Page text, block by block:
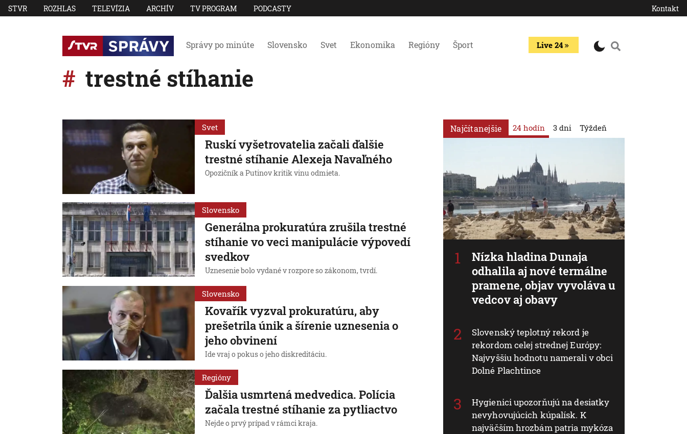
STVR ROZHLAS TELEVÍZIA ARCHÍV TV PROGRAM PODCASTY Kontakt
Správy po minúte Slovensko Svet Ekonomika Regióny Šport Live 24
trestné stíhanie
Svet
Ruskí vyšetrovatelia začali ďalšie
trestné stíhanie Alexeja Navaľného
Opozičník a Putinov kritik vinu odmieta.
Slovensko
Generálna prokuratúra zrušila trestné
stíhanie vo veci manipulácie výpovedí
svedkov
Uznesenie bolo vydané v rozpore so zákonom, tvrdí.
Slovensko
Kovařík vyzval prokuratúru, aby
prešetrila únik a šírenie uznesenia o
jeho obvinení
Ide vraj o pokus o jeho diskreditáciu.
Regióny
Ďalšia usmrtená medvedica. Polícia
začala trestné stíhanie za pytliactvo
Nejde o prvý prípad v rámci kraja.
Najčítanejšie 24 hodín
Nízka hladina Dunaja
odhalila aj nové termálne
pramene, objav vyvoláva u
vedcov aj obavy
Slovenský teplotný rekord je
rekordom celej strednej Európy:
Najvyššiu hodnotu namerali v obci
Dolné Plachtince
Hygienici upozorňujú na desiatky
nevyhovujúcich kúpalísk. K
najväčším hrozbám patria mykóza
3 dni Týždeň